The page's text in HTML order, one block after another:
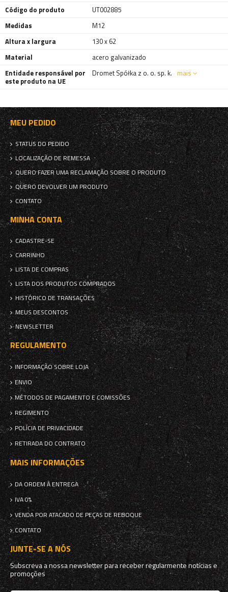
Código do produto
UT002885
Medidas
M12
Altura x largura
130 x 62
Material
acero galvanizado
Entidade responsável por
este produto na UE
Dromet Spółka z o. o. sp. k. mais
MEU PEDIDO
STATUS DO PEDIDO
LOCALIZAÇÃO DE REMESSA
QUERO FAZER UMA RECLAMAÇÃO SOBRE O PRODUTO
QUERO DEVOLVER UM PRODUTO
CONTATO
MINHA CONTA
CADASTRE-SE
CARRINHO
LISTA DE COMPRAS
LISTA DOS PRODUTOS COMPRADOS
HISTÓRICO DE TRANSAÇÕES
MEUS DESCONTOS
NEWSLETTER
REGULAMENTO
INFORMAÇÃO SOBRE LOJA
ENVIO
MÉTODOS DE PAGAMENTO E COMISSÕES
REGIMENTO
POLÍCIA DE PRIVACIDADE
RETIRADA DO CONTRATO
MAIS INFORMAÇÕES
DA ORDEM À ENTREGA
IVA 0%
VENDA POR ATACADO DE PEÇAS DE REBOQUE
CONTATO
JUNTE-SE A NÓS
Subscreva a nossa newsletter para receber regularmente notícias e
promoções